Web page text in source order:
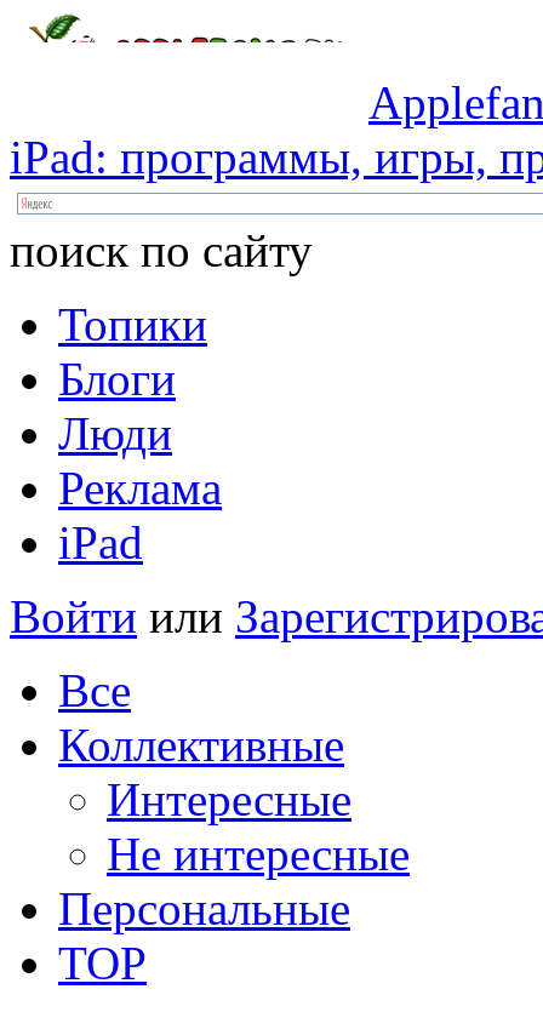
iPad: программы, игры,
поиск по сайту
Топики
Блоги
Люди
Реклама
iPad
Войти или
Все
Коллективные
Интересные
Не интересные
Персональные
TOP